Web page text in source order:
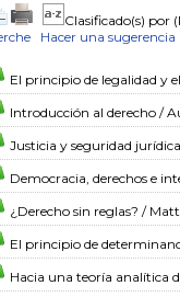
Clasificado(s) por
Hacer una sugerencia
El principio de legalidad y
Introducción al derecho /
Justicia y seguridad
Democracia, derechos e
¿Derecho sin reglas? /
El principio de
Hacia una teoría analítica